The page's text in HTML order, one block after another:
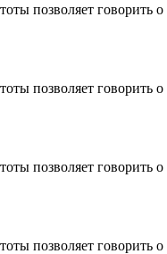
позволяет говорить о
позволяет говорить о
позволяет говорить о
позволяет говорить о